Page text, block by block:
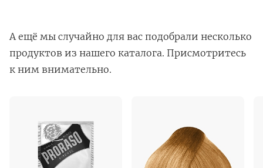
А ещё мы случайно для вас подобрали несколько
продуктов из нашего каталога. Присмотритесь
к ним внимательно.
Заяц–робот
смотреть товары и оформлять заказы — удобнее и
намного быстрее!